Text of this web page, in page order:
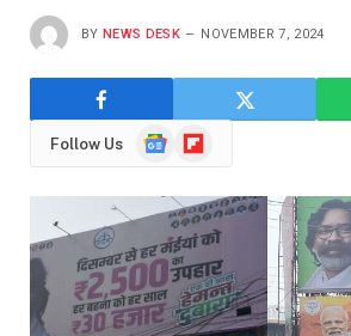
BY NEWS DESK NOVEMBER 7, 2024
Follow Us
GoogleFlipboard